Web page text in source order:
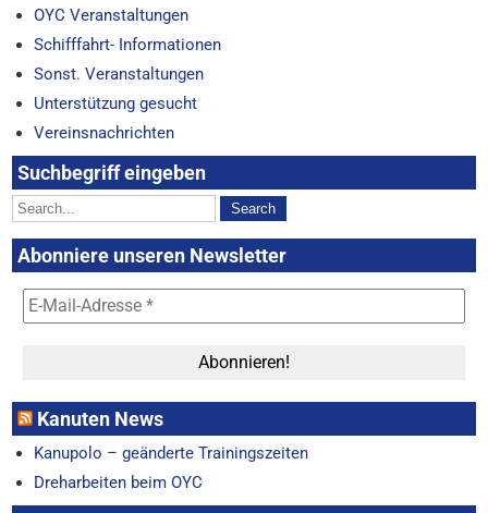
OYC Veranstaltungen
Schifffahrt- Informationen
Sonst. Veranstaltungen
Unterstützung gesucht
Vereinsnachrichten
Suchbegriff eingeben
Abonniere unseren Newsletter
Kanuten News
Kanupolo – geänderte Trainingszeiten
Dreharbeiten beim OYC